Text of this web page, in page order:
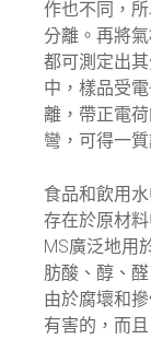
作也不同，
分離。再將
都可測定出
中，樣品受
離，帶正電
彎，可得一質
食品和飲用
存在於原材
MS廣泛地用
肪酸、醇、
由於腐壞和
有害的，而